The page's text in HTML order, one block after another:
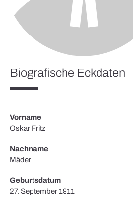
Biografische Eckdaten
Vorname
Oskar Fritz
Nachname
Mäder
Geburtsdatum
27. September 1911